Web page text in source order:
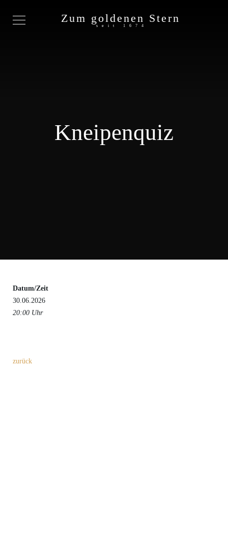
Zum goldenen Stern
seit 1674
Kneipenquiz
Datum/Zeit
30.06.2026
20:00 Uhr
zurück